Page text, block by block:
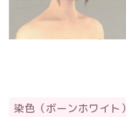
染色（ボーンホワイト）